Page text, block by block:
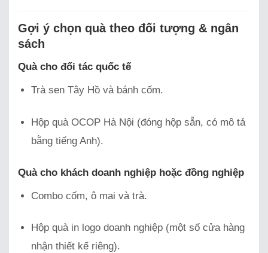
Gợi ý chọn quà theo đối tượng & ngân
sách
Quà cho đối tác quốc tế
Trà sen Tây Hồ và bánh cốm.
Hộp quà OCOP Hà Nội (đóng hộp sẵn, có mô tả
bằng tiếng Anh).
Quà cho khách doanh nghiệp hoặc đồng nghiệp
Combo cốm, ô mai và trà.
Hộp quà in logo doanh nghiệp (một số cửa hàng
nhận thiết kế riêng).